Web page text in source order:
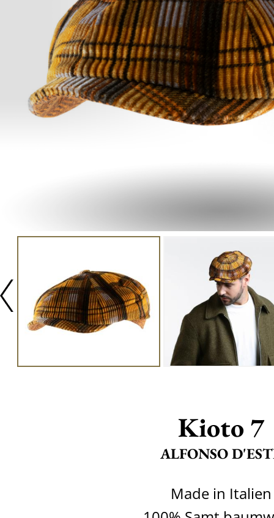
Kioto 7
ALFONSO
Made in Italien